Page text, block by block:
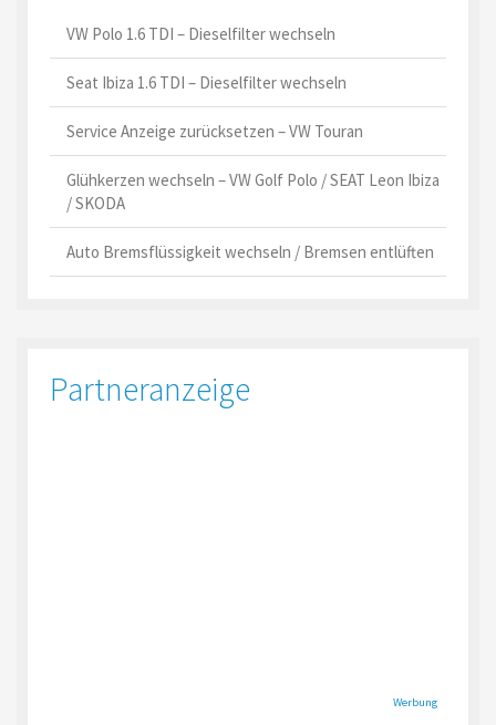
VW Polo 1.6 TDI – Dieselfilter wechseln
Seat Ibiza 1.6 TDI – Dieselfilter wechseln
Service Anzeige zurücksetzen – VW Touran
Glühkerzen wechseln – VW Golf Polo / SEAT Leon Ibiza
/ SKODA
Auto Bremsflüssigkeit wechseln / Bremsen entlüften
Partneranzeige
Werbung